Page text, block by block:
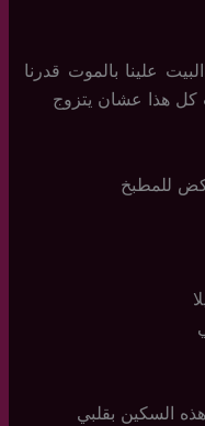
علينا بالموت قدرنا
كل هذا عشان يتزوج
للمطبخ
السكين بقلبي